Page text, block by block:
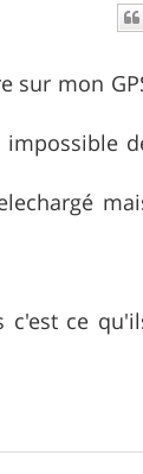
sur mon
impossible
c'est ce